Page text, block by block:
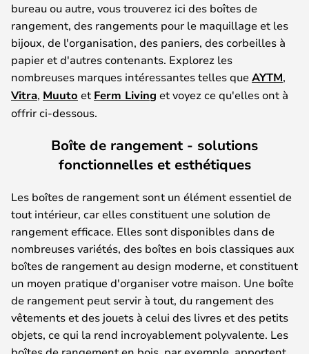
bureau ou autre, vous trouverez ici des boîtes de
rangement, des rangements pour le maquillage et les
bijoux, de l'organisation, des paniers, des corbeilles à
papier et d'autres contenants. Explorez les
nombreuses marques intéressantes telles queAYTM,
Vitra, Muuto et Ferm Living et voyez ce qu'elles ont à
offrir ci-dessous.
Boîte de rangement - solutions
fonctionnelles et esthétiques
Les boîtes de rangement sont un élément essentiel de
tout intérieur, car elles constituent une solution de
rangement efficace. Elles sont disponibles dans de
nombreuses variétés, des boîtes en bois classiques aux
boîtes de rangement au design moderne, et constituent
un moyen pratique d'organiser votre maison. Une boîte
de rangement peut servir à tout, du rangement des
vêtements et des jouets à celui des livres et des petits
objets, ce qui la rend incroyablement polyvalente. Les